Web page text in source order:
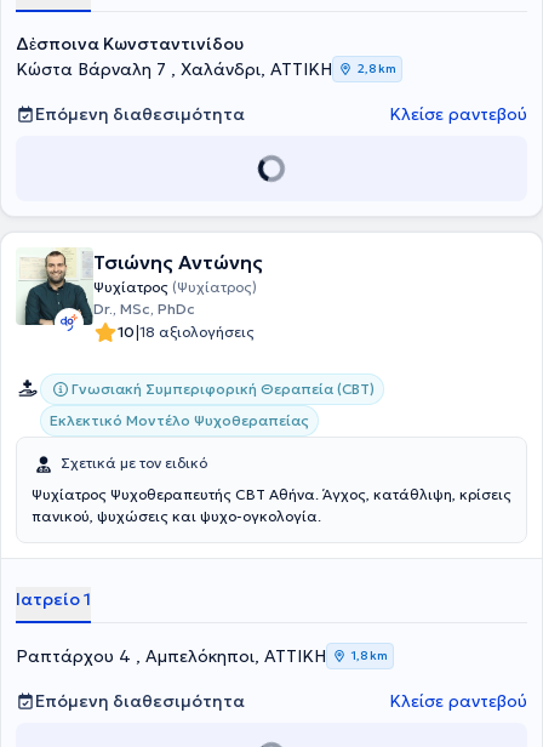
Δἐσποινα Κωνσταντινίδου
Κώστα Βάρναλη 7 , Χαλάνδρι, ΑΤΤΙΚΗ
2,8 km
Επόμενη διαθεσιμότητα Κλείσε ραντεβού
Τσιώνης Αντώνης
Ψυχίατρος (Ψυχίατρος)
Dr., MSc, PhDc
10|18 αξιολογήσεις
Γνωσιακή Συμπεριφορική Θεραπεία (CBT)
Εκλεκτικό Μοντέλο Ψυχοθεραπείας
Σχετικά με τον ειδικό
Ψυχίατρος Ψυχοθεραπευτής CBT Αθήνα. Άγχος, κατάθλιψη, κρίσεις
πανικού, ψυχώσεις και ψυχο-ογκολογία.
Ιατρείο 1
Ραπτάρχου 4 , Αμπελόκηποι, ΑΤΤΙΚΗ 1,8 km
Επόμενη διαθεσιμότητα Κλείσε ραντεβού